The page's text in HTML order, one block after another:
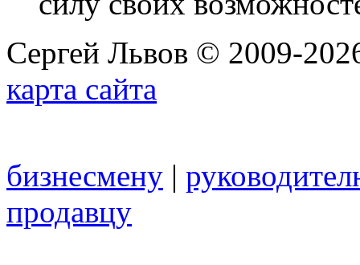
Сергей Львов © 2009-
карта сайта
бизнесмену |
продавцу